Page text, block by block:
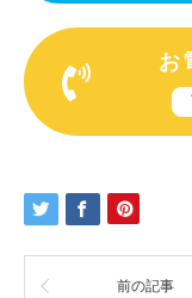
お
前の記事